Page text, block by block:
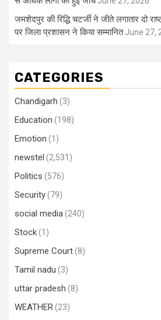
जमशेदपुर की रिद्धि चटर्जी ने जीते लगातार दो
पर जिला प्रशासन ने किया सम्मानित June 27,
CATEGORIES
Chandigarh (3)
Education (198)
Emotion (1)
newstel (2,531)
Politics (576)
Security(79)
social media(240)
Stock(1)
Supreme Court(8)
Tamil nadu (3)
uttar pradesh (8)
WEATHER(23)